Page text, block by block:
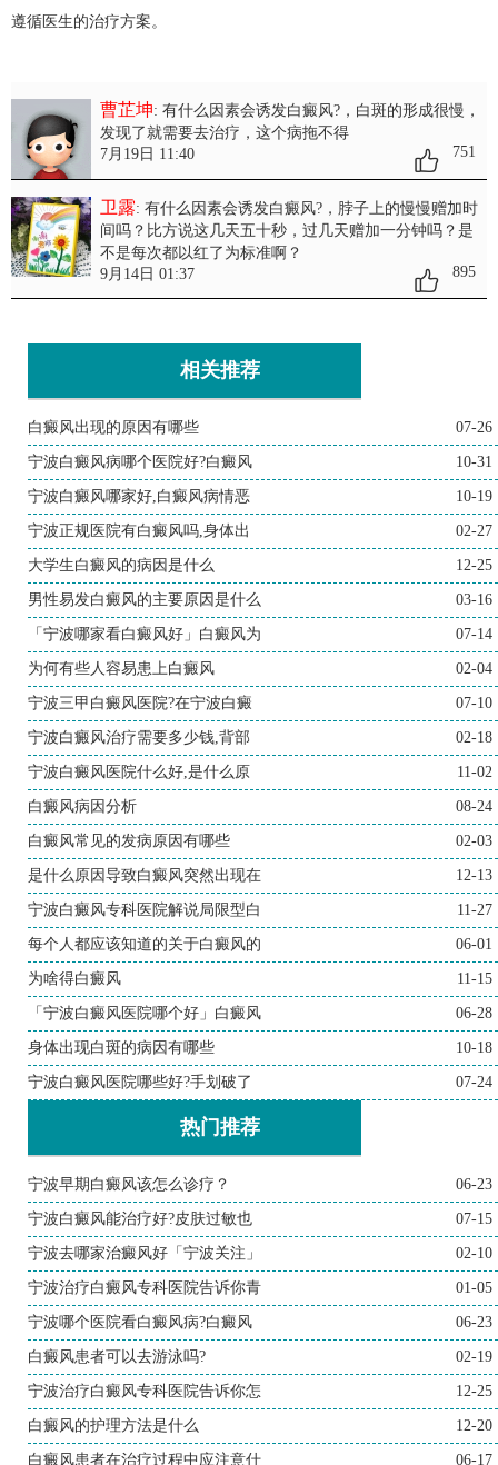
遵循医生的治疗方案。
曹芷坤: 有什么因素会诱发白癜风? ，白斑的形成很慢，
发现了就需要去治疗，这个病拖不得
7月19日 11:40
751
卫露: 有什么因素会诱发白癜风? ，脖子上的慢慢赠加时
间吗？比方说这几天五十秒，过几天赠加一分钟吗？是
不是每次都以红了为标准啊？
9月14日 01:37
895
相关推荐
白癜风出现的原因有哪些 07-26
宁波白癜风病哪个医院好?白癜风 10-31
宁波白癜风哪家好,白癜风病情恶 10-19
宁波正规医院有白癜风吗,身体出 02-27
大学生白癜风的病因是什么 12-25
男性易发白癜风的主要原因是什么 03-16
「宁波哪家看白癜风好」白癜风为 07-14
为何有些人容易患上白癜风 02-04
宁波三甲白癜风医院?在宁波白癜 07-10
宁波白癜风治疗需要多少钱,背部 02-18
宁波白癜风医院什么好,是什么原 11-02
白癜风病因分析 08-24
白癜风常见的发病原因有哪些 02-03
是什么原因导致白癜风突然出现在 12-13
宁波白癜风专科医院解说局限型白 11-27
每个人都应该知道的关于白癜风的 06-01
为啥得白癜风 11-15
「宁波白癜风医院哪个好」白癜风 06-28
身体出现白斑的病因有哪些 10-18
宁波白癜风医院哪些好?手划破了 07-24
热门推荐
宁波早期白癜风该怎么诊疗？ 06-23
宁波白癜风能治疗好?皮肤过敏也 07-15
宁波去哪家治癜风好「宁波关注」 02-10
宁波治疗白癜风专科医院告诉你青 01-05
宁波哪个医院看白癜风病?白癜风 06-23
白癜风患者可以去游泳吗? 02-19
宁波治疗白癜风专科医院告诉你怎 12-25
白癜风的护理方法是什么 12-20
白癜风患者在治疗过程中应注意什 06-17